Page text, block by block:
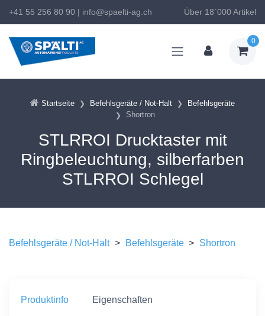
+41 55 256 80 90 | info@spaelti-ag.ch Über 18`000 Artikel
0
Startseite Befehlsgeräte / Not-Halt
Befehlsgeräte
Shortron
STLRROI Drucktaster mit
Ringbeleuchtung, silberfarben
STLRROI Schlegel
Befehlsgeräte / Not-Halt > Befehlsgeräte > Shortron
Produktinfo Eigenschaften